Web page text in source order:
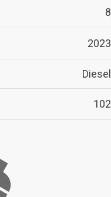
8
2023
Diesel
102